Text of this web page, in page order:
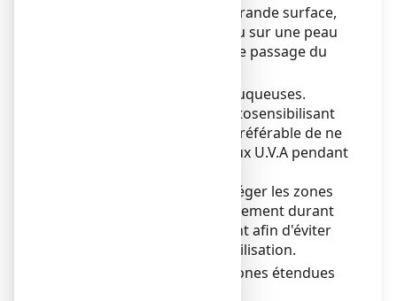
Ne pas appliquer sur une grande surface,
sous pansement occlusif ou sur une peau
lésée en raison du risque de passage du
Ne pas appliquer sur les muqueuses.
Compte-tenu de l'effet photosensibilisant
des phénothiazines, il est préférable de ne
pas s'exposer au soleil ni aux U.V.A pendant
Il est recommandé de protéger les zones
traitées par le port d'un vêtement durant
toute la durée du traitement afin d'éviter
tout risque de photosensibilisation.
Ne pas appliquer sur des zones étendues